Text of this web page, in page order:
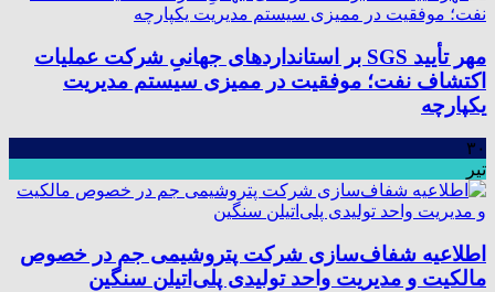
مهر تأیید SGS بر استانداردهای جهانیِ شرکت عملیات
اکتشاف نفت؛ موفقیت در ممیزی سیستم مدیریت
یکپارچه
۳۰
تیر
اطلاعیه شفاف‌سازی شرکت پتروشیمی جم در خصوص
مالکیت و مدیریت واحد تولیدی پلی‌اتیلن سنگین